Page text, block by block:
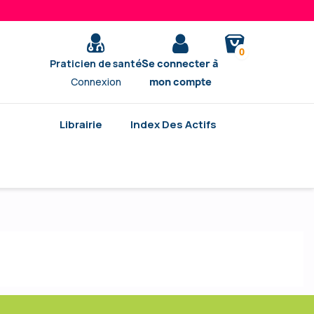
Praticien de santé
Connexion
Se connecter à
mon compte
0
Librairie Index Des Actifs